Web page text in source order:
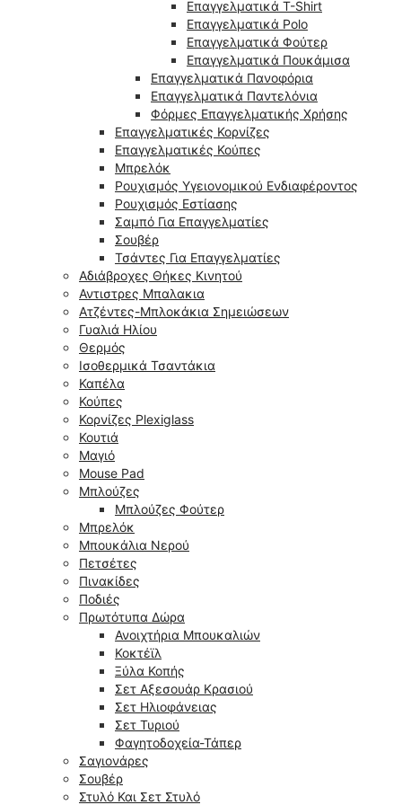
Επαγγελματικά T-Shirt
Επαγγελματικά Polo
Επαγγελματικά Φούτερ
Επαγγελματικά Πουκάμισα
Επαγγελματικά Πανοφόρια
Επαγγελματικά Παντελόνια
Φόρμες Επαγγελματικής Χρήσης
Επαγγελματικές Κορνίζες
Επαγγελματικές Κούπες
Μπρελόκ
Ρουχισμός Υγειονομικού Ενδιαφέροντος
Ρουχισμός Εστίασης
Σαμπό Για Επαγγελματίες
Σουβέρ
Τσάντες Για Επαγγελματίες
Αδιάβροχες Θήκες Κινητού
Αντιστρες Μπαλακια
Ατζέντες-Μπλοκάκια Σημειώσεων
Γυαλιά Ηλίου
Θερμός
Ισοθερμικά Τσαντάκια
Καπέλα
Κούπες
Κορνίζες Plexiglass
Κουτιά
Μαγιό
Mouse Pad
Μπλούζες
Μπλούζες Φούτερ
Μπρελόκ
Μπουκάλια Νερού
Πετσέτες
Πινακίδες
Ποδιές
Πρωτότυπα Δώρα
Ανοιχτήρια Μπουκαλιών
Κοκτέϊλ
Ξύλα Κοπής
Σετ Αξεσουάρ Κρασιού
Σετ Ηλιοφάνειας
Σετ Τυριού
Φαγητοδοχεία-Τάπερ
Σαγιονάρες
Σουβέρ
Στυλό Και Σετ Στυλό